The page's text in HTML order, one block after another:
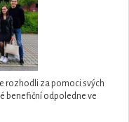
rozhodli za pomoci svých
benefiční odpoledne ve